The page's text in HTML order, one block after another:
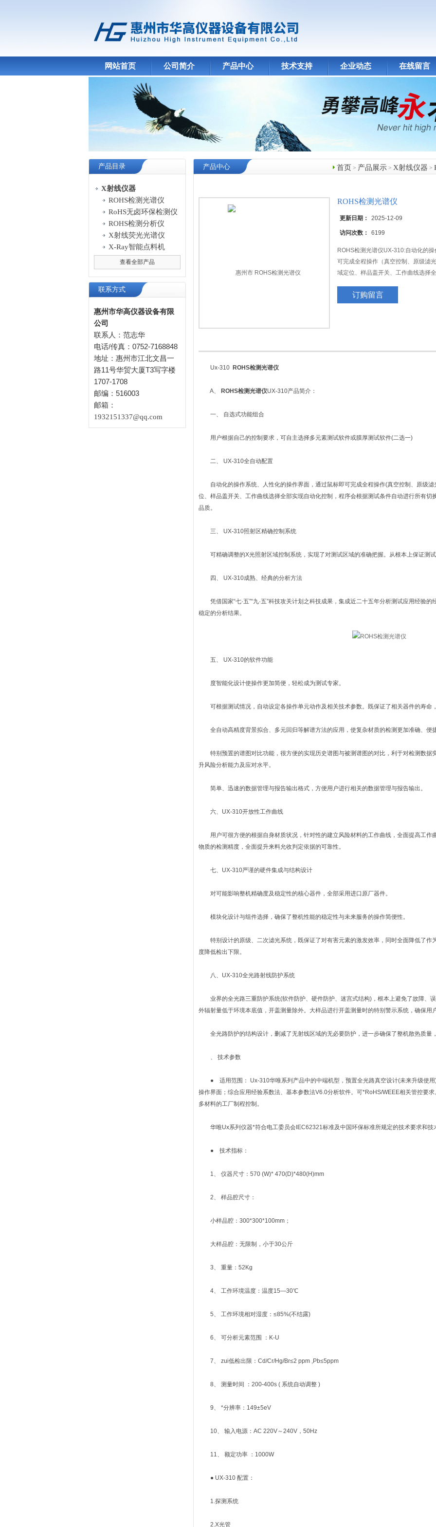
网站首页 公司简介 产品中心 技术支持 企业动态 在线留言
产品目录
X射线仪器
ROHS检测光谱仪
RoHS无卤环保检测仪
ROHS检测分析仪
X射线荧光光谱仪
X-Ray智能点料机
查看全部产品
联系方式
惠州市华高仪器设备有限
公司
联系人：范志华
电话/传真：0752-7168848
地址：惠州市江北文昌一
路11号华贸大厦T3写字楼
1707-1708
邮编：516003
邮箱：
1932151337@qq.com
首页 > 产品展示 > X射线仪器 >
产品中心
ROHS检测光谱仪
更新日期： 2025-12-09
访问次数： 6199
ROHS检测光谱仪UX-310:自动化的
可完成全程操作（真空控制、原级滤
域定位、样品盖开关、工作曲线选择
订购留言
Ux-310 ROHS检测光谱仪
A、 ROHS检测光谱仪UX-310产品简介：
一、 自选式功能组合
用户根据自己的控制要求，可自主选择多元素测试软件或膜厚测试软件(二选一)
二、 UX-310全自动配置
自动化的操作系统、人性化的操作界面，通过鼠标即可完成全程操作(真空控制、原级滤
位、样品盖开关、工作曲线选择全部实现自动化控制，程序会根据测试条件自动进行所有
品质。
三、 UX-310照射区精确控制系统
可精确调整的X光照射区域控制系统，实现了对测试区域的准确把握。从根本上保证测
四、 UX-310成熟、经典的分析方法
凭借国家“七·五”“九·五”科技攻关计划之科技成果，集成近二十五年分析测试应用经验的
稳定的分析结果。
五、 UX-310的软件功能
度智能化设计使操作更加简便，轻松成为测试专家。
可根据测试情况，自动设定各操作单元动作及相关技术参数。既保证了相关器件的寿命
全自动高精度背景拟合、多元回归等解谱方法的应用，使复杂材质的检测更加准确、便
特别预置的谱图对比功能，很方便的实现历史谱图与被测谱图的对比，利于对检测数据
升风险分析能力及应对水平。
简单、迅速的数据管理与报告输出格式，方便用户进行相关的数据管理与报告输出。
六、UX-310开放性工作曲线
用户可很方便的根据自身材质状况，针对性的建立风险材料的工作曲线，全面提高工作
物质的检测精度，全面提升来料允收判定依据的可靠性。
七、UX-310严谨的硬件集成与结构设计
对可能影响整机精确度及稳定性的核心器件，全部采用进口原厂器件。
模块化设计与组件选择，确保了整机性能的稳定性与未来服务的操作简便性。
特别设计的原级、二次滤光系统，既保证了对有害元素的激发效率，同时全面降低了作
度降低检出下限。
八、UX-310全光路射线防护系统
业界的全光路三重防护系统(软件防护、硬件防护、迷宫式结构)，根本上避免了故障、
外辐射量低于环境本底值，开盖测量除外。大样品进行开盖测量时的特别警示系统，确保用
全光路防护的结构设计，删减了无射线区域的无必要防护，进一步确保了整机散热质量
、 技术参数
● 适用范围： Ux-310华唯系列产品中的中端机型，预置全光路真空设计(未来升级使用
操作界面；综合应用经验系数法、基本参数法V6.0分析软件。可*RoHS/WEEE相关管控要
多材料的工厂制程控制。
华唯Ux系列仪器*符合电工委员会IEC62321标准及中国环保标准所规定的技术要求和技
● 技术指标：
1、 仪器尺寸：570 (W)* 470(D)*480(H)mm
2、 样品腔尺寸：
小样品腔：300*300*100mm；
大样品腔：无限制，小于30公斤
3、 重量：52Kg
4、 工作环境温度：温度15—30℃
5、 工作环境相对湿度：≤85%(不结露)
6、 可分析元素范围 ：K-U
7、 zui低检出限：Cd/Cr/Hg/Br≤2 ppm ,Pb≤5ppm
8、 测量时间 ：200-400s ( 系统自动调整 )
9、 *分辨率：149±5eV
10、 输入电源：AC 220V～240V，50Hz
11、 额定功率 ：1000W
● UX-310 配置：
1.探测系统
2.X光管